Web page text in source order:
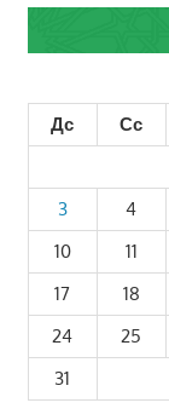
Дс
Сс
3
4
10
11
17
18
24
25
31